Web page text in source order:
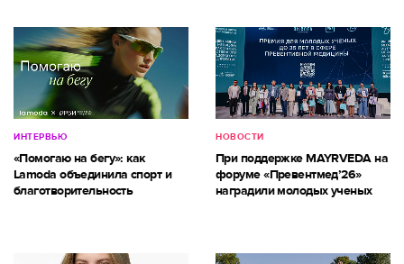
ИНТЕРВЬЮ
«Помогаю на бегу»: как
Lamoda объединила спорт и
благотворительность
НОВОСТИ
При поддержке MAYRVEDA на
форуме «Превентмед’26»
наградили молодых ученых